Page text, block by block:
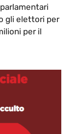
gli elettori per
per il